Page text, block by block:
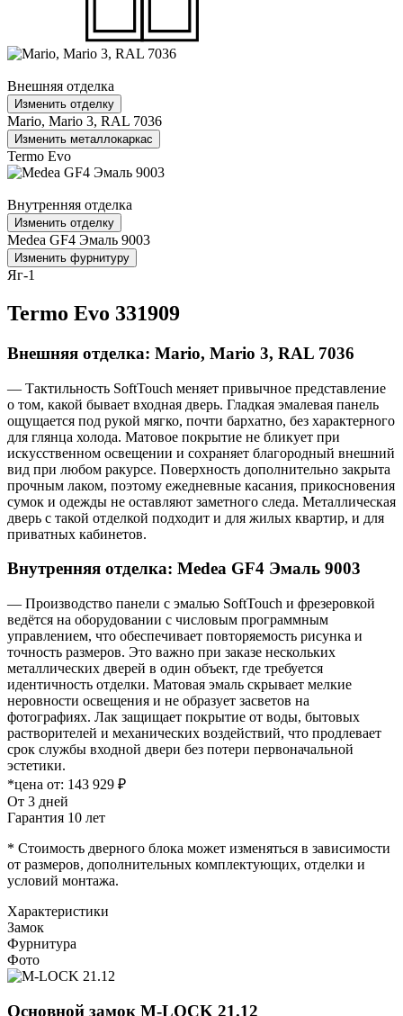
Внешняя отделка
Изменить отделку
Mario, Mario 3, RAL 7036
Изменить металлокаркас
Termo Evo
Внутренняя отделка
Изменить отделку
Medea GF4 Эмаль 9003
Изменить фурнитуру
Яг-1
Termo Evo 331909
Внешняя отделка: Mario, Mario 3, RAL 7036
— Тактильность SoftTouch меняет привычное представление
о том, какой бывает входная дверь. Гладкая эмалевая панель
ощущается под рукой мягко, почти бархатно, без характерного
для глянца холода. Матовое покрытие не бликует при
искусственном освещении и сохраняет благородный внешний
вид при любом ракурсе. Поверхность дополнительно закрыта
прочным лаком, поэтому ежедневные касания, прикосновения
сумок и одежды не оставляют заметного следа. Металлическая
дверь с такой отделкой подходит и для жилых квартир, и для
приватных кабинетов.
Внутренняя отделка: Medea GF4 Эмаль 9003
— Производство панели с эмалью SoftTouch и фрезеровкой
ведётся на оборудовании с числовым программным
управлением, что обеспечивает повторяемость рисунка и
точность размеров. Это важно при заказе нескольких
металлических дверей в один объект, где требуется
идентичность отделки. Матовая эмаль скрывает мелкие
неровности освещения и не образует засветов на
фотографиях. Лак защищает покрытие от воды, бытовых
растворителей и механических воздействий, что продлевает
срок службы входной двери без потери первоначальной
эстетики.
*цена от: 143 929 ₽
От 3 дней
Гарантия 10 лет
* Стоимость дверного блока может изменяться в зависимости
от размеров, дополнительных комплектующих, отделки и
условий монтажа.
Характеристики
Замок
Фурнитура
Фото
Основной замок M-LOCK 21.12